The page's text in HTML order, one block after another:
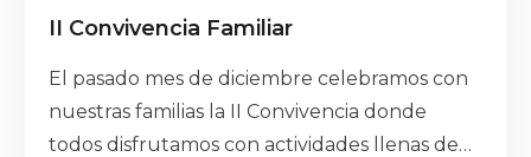
II Convivencia Familiar
El pasado mes de diciembre celebramos con
nuestras familias la II Convivencia donde
todos disfrutamos con actividades llenas de